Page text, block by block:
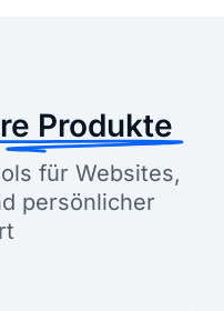
Produkte
für Websites,
persönlicher